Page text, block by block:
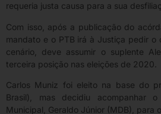
requeria justa causa para a sua
Com isso, após a publicação do
mandato e o PTB irá à Justiça pedir o
cenário, deve assumir o suplente
terceira posição nas eleições de 2020.
Carlos Muniz foi eleito na base do
Brasil), mas decidiu acompanhar
Municipal, Geraldo Júnior (MDB), para